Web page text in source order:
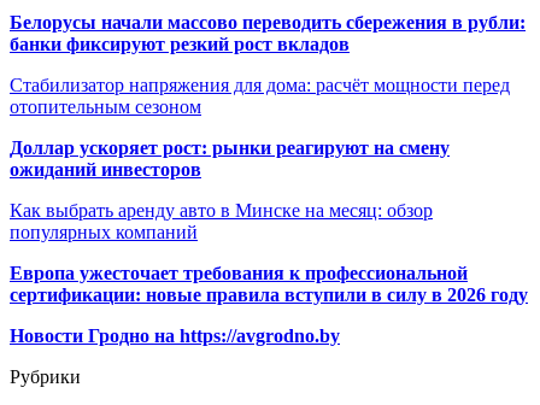
Белорусы начали массово переводить сбережения в рубли:
банки фиксируют резкий рост вкладов
Стабилизатор напряжения для дома: расчёт мощности перед
отопительным сезоном
Доллар ускоряет рост: рынки реагируют на смену
ожиданий инвесторов
Как выбрать аренду авто в Минске на месяц: обзор
популярных компаний
Европа ужесточает требования к профессиональной
сертификации: новые правила вступили в силу в 2026 году
Новости Гродно на https://avgrodno.by
Рубрики